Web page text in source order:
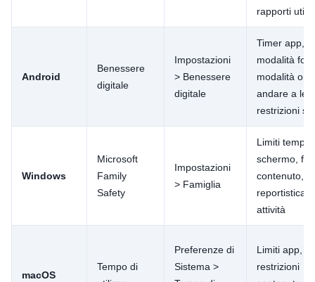
rapporti
Android
Benessere
digitale
Impostazioni
> Benessere
digitale
Timer app,
modalità
modalità ora
andare a
restrizioni
Windows
Microsoft
Family
Safety
Impostazioni
> Famiglia
Limiti tempo
schermo,
contenuto,
reportistica
attività
macOS
Tempo di
Preferenze di
Sistema >
Limiti app,
restrizioni